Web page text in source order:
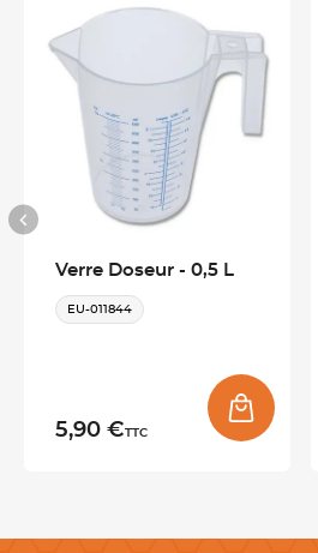
Pour plus de praticité, les pelles
trou en bout de manche pour les
Conseils d'entretien
Ces produits ne sont pas compatibles
nous vous conseillons de les laver à la
CARACTÉRISTIQUES TECHNIQUES
Verre Doseur - 0,5 L
EU-011844
5,90 €TTC